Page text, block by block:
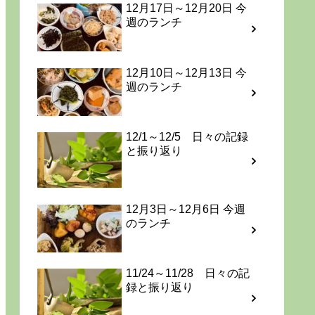
12月17日～12月20日 今
週のランチ
12月10日～12月13日 今
週のランチ
12/1～12/5 日々の記録
と振り返り
12月3日～12月6日 今週
のランチ
11/24～11/28 日々の記
録と振り返り